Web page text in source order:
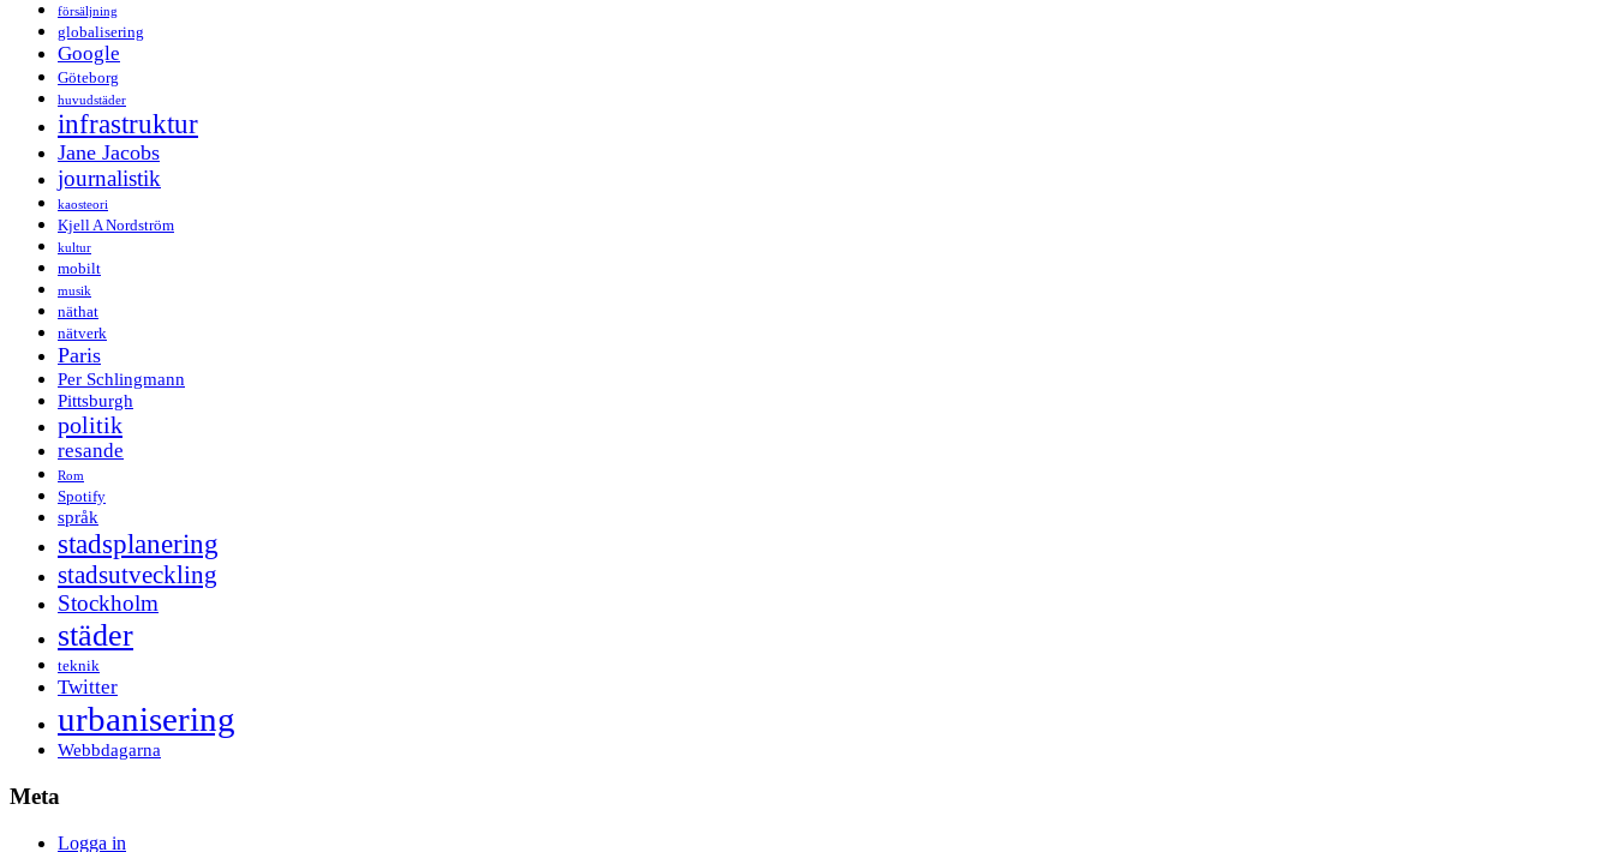
försäljning
globalisering
Google
Göteborg
huvudstäder
infrastruktur
Jane Jacobs
journalistik
kaosteori
Kjell A Nordström
kultur
mobilt
musik
näthat
nätverk
Paris
Per Schlingmann
Pittsburgh
politik
resande
Rom
Spotify
språk
stadsplanering
stadsutveckling
Stockholm
städer
teknik
Twitter
urbanisering
Webbdagarna
Meta
Logga in